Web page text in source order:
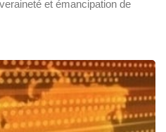
et émancipation de